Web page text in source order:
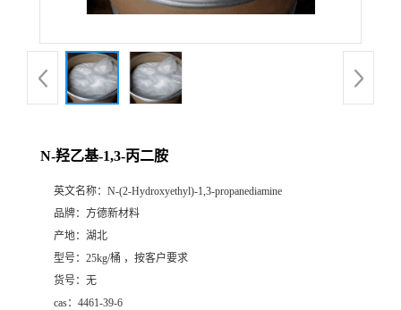
N-羟乙基-1,3-丙二胺
英文名称： N-(2-Hydroxyethyl)-1,3-propanediamine
品牌： 方德新材料
产地： 湖北
型号： 25kg/桶 ，按客户要求
货号： 无
cas： 4461-39-6